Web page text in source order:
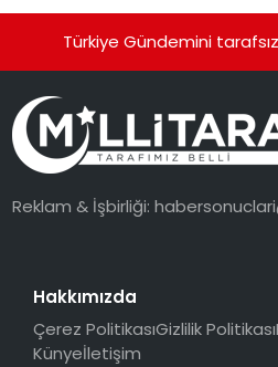
Türkiye Gündemini
Reklam & İşbirliği:
Hakkımızda
Çerez PolitikasıGizlilik Politikası
Künyeİletişim